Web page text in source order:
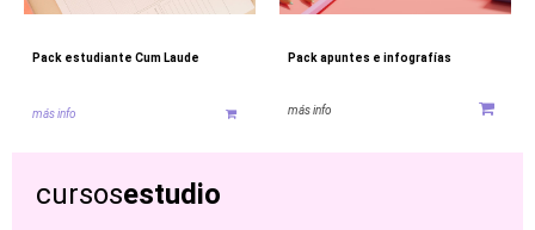
Pack estudiante Cum Laude
más info
Pack apuntes e infografías
más info
cursosestudio